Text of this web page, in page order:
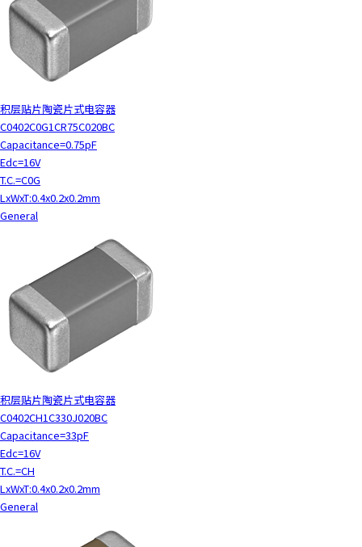
积层贴片陶瓷片式电容器
C0402C0G1CR75C020BC
Capacitance=0.75pF
Edc=16V
T.C.=C0G
LxWxT:0.4x0.2x0.2mm
General
积层贴片陶瓷片式电容器
C0402CH1C330J020BC
Capacitance=33pF
Edc=16V
T.C.=CH
LxWxT:0.4x0.2x0.2mm
General